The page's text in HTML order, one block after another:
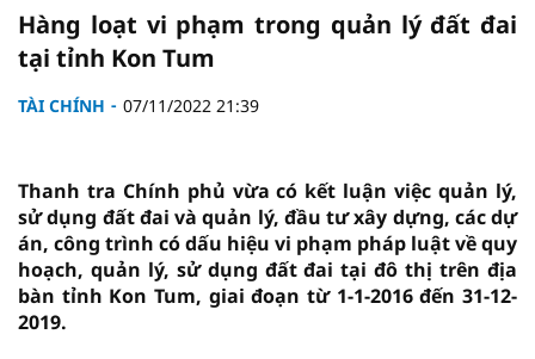
Hàng loạt vi phạm trong quản lý đất đai
tại tỉnh Kon Tum
TÀI CHÍNH 07/11/2022 21:39
Thanh tra Chính phủ vừa có kết luận việc quản lý,
sử dụng đất đai và quản lý, đầu tư xây dựng, các dự
án, công trình có dấu hiệu vi phạm pháp luật về quy
hoạch, quản lý, sử dụng đất đai tại đô thị trên địa
bàn tỉnh Kon Tum, giai đoạn từ 1-1-2016 đến 31-12-
2019.